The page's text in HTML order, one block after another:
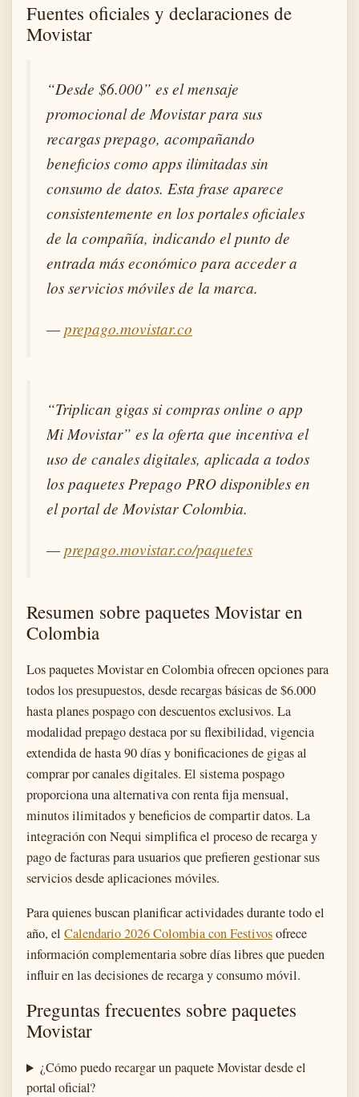
Fuentes oficiales y declaraciones de
Movistar
“Desde $6.000” es el mensaje
promocional de Movistar para sus
recargas prepago, acompañando
beneficios como apps ilimitadas sin
consumo de datos. Esta frase aparece
consistentemente en los portales oficiales
de la compañía, indicando el punto de
entrada más económico para acceder a
los servicios móviles de la marca.
—prepago.movistar.co
“Triplican gigas si compras online o app
Mi Movistar” es la oferta que incentiva el
uso de canales digitales, aplicada a todos
los paquetes Prepago PRO disponibles en
el portal de Movistar Colombia.
—prepago.movistar.co/paquetes
Resumen sobre paquetes Movistar en
Colombia
Los paquetes Movistar en Colombia ofrecen opciones para
todos los presupuestos, desde recargas básicas de $6.000
hasta planes pospago con descuentos exclusivos. La
modalidad prepago destaca por su flexibilidad, vigencia
extendida de hasta 90 días y bonificaciones de gigas al
comprar por canales digitales. El sistema pospago
proporciona una alternativa con renta fija mensual,
minutos ilimitados y beneficios de compartir datos. La
integración con Nequi simplifica el proceso de recarga y
pago de facturas para usuarios que prefieren gestionar sus
servicios desde aplicaciones móviles.
Para quienes buscan planificar actividades durante todo el
año, el Calendario 2026 Colombia con Festivosofrece
información complementaria sobre días libres que pueden
influir en las decisiones de recarga y consumo móvil.
Preguntas frecuentes sobre paquetes
Movistar
¿Cómo puedo recargar un paquete Movistar desde el
portal oficial?